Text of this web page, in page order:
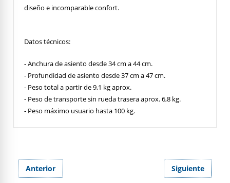
diseño e incomparable confort.
Datos técnicos:
- Anchura de asiento desde 34 cm a 44 cm.
- Profundidad de asiento desde 37 cm a 47 cm.
- Peso total a partir de 9,1 kg aprox.
- Peso de transporte sin rueda trasera aprox. 6,8 kg.
- Peso máximo usuario hasta 100 kg.
Anterior Siguiente